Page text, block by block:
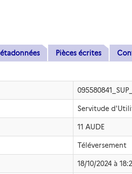
Pièces écrites
Servitude
11 AUDE
Téléversement
18/10/2024 à